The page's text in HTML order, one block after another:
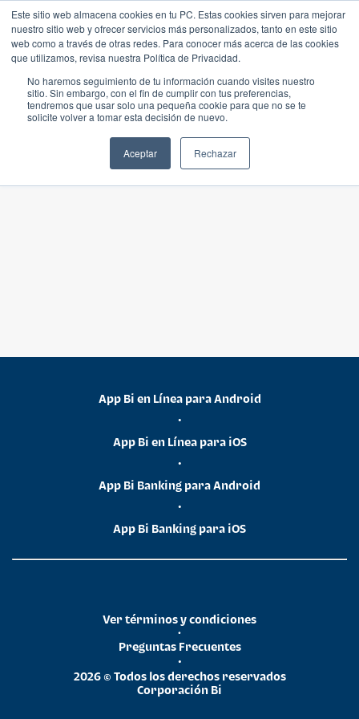
Este sitio web almacena cookies en tu PC. Estas cookies sirven para mejorar
nuestro sitio web y ofrecer servicios más personalizados, tanto en este sitio
web como a través de otras redes. Para conocer más acerca de las cookies
que utilizamos, revisa nuestra Política de Privacidad.
No haremos seguimiento de tu información cuando visites nuestro
sitio. Sin embargo, con el fin de cumplir con tus preferencias,
tendremos que usar solo una pequeña cookie para que no se te
solicite volver a tomar esta decisión de nuevo.
Aceptar Rechazar
App Bi en Línea para Android
•
App Bi en Línea para iOS
•
App Bi Banking para Android
•
App Bi Banking para iOS
2026 © Todos los derechos reservados
Corporación Bi
•
Preguntas Frecuentes
•
Ver términos y condiciones